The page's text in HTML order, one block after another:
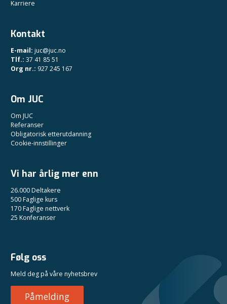
Karriere
Kontakt
E-mail: juc@juc.no
Tlf.: 37 41 85 51
Org nr.: 927 245 167
Om JUC
Om JUC
Referanser
Obligatorisk etterutdanning
Cookie-innstillinger
Vi har årlig mer enn
26.000 Deltakere
500 Faglige kurs
170 Faglige nettverk
25 Konferanser
Følg oss
Meld deg på våre nyhetsbrev
Påmelding